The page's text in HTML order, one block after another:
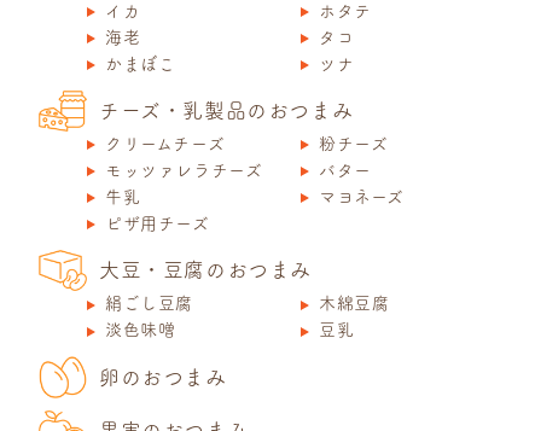
イカ
ホタテ
海老
タコ
かまぼこ
ツナ
チーズ・乳製品のおつまみ
クリームチーズ
粉チーズ
モッツァレラチーズ
バター
牛乳
マヨネーズ
ピザ用チーズ
大豆・豆腐のおつまみ
絹ごし豆腐
木綿豆腐
淡色味噌
豆乳
卵のおつまみ